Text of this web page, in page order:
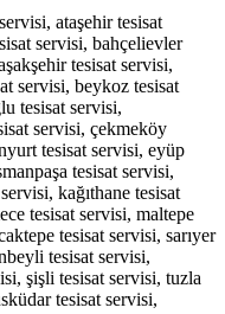
ataşehir tesisat
servisi, bahçelievler
tesisat servisi,
servisi, beykoz tesisat
tesisat servisi,
servisi, çekmeköy
tesisat servisi, eyüp
tesisat servisi,
kağıthane tesisat
tesisat servisi, maltepe
tesisat servisi, sarıyer
tesisat servisi,
şişli tesisat servisi, tuzla
tesisat servisi,